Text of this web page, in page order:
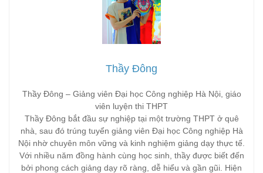
Thầy Đông
Thầy Đông – Giảng viên Đại học Công nghiệp Hà Nội, giáo
viên luyện thi THPT
Thầy Đông bắt đầu sự nghiệp tại một trường THPT ở quê
nhà, sau đó trúng tuyển giảng viên Đại học Công nghiệp Hà
Nội nhờ chuyên môn vững và kinh nghiệm giảng dạy thực tế.
Với nhiều năm đồng hành cùng học sinh, thầy được biết đến
bởi phong cách giảng dạy rõ ràng, dễ hiểu và gần gũi. Hiện